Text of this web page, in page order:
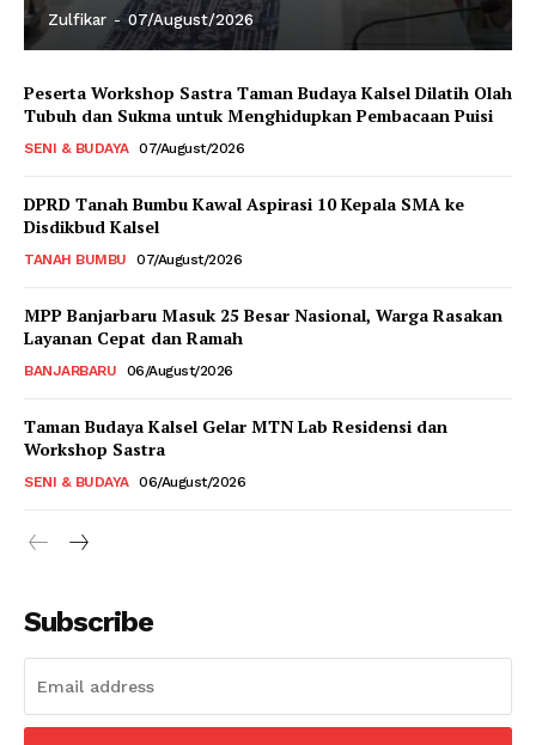
Zulfikar - 07/August/2026
Peserta Workshop Sastra Taman Budaya Kalsel Dilatih Olah
Tubuh dan Sukma untuk Menghidupkan Pembacaan Puisi
SENI & BUDAYA 07/August/2026
DPRD Tanah Bumbu Kawal Aspirasi 10 Kepala SMA ke
Disdikbud Kalsel
TANAH BUMBU 07/August/2026
MPP Banjarbaru Masuk 25 Besar Nasional, Warga Rasakan
Layanan Cepat dan Ramah
BANJARBARU 06/August/2026
Taman Budaya Kalsel Gelar MTN Lab Residensi dan
Workshop Sastra
SENI & BUDAYA 06/August/2026
Subscribe